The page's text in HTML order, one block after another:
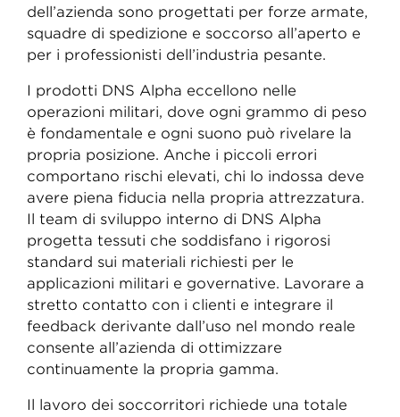
dell’azienda sono progettati per forze armate,
squadre di spedizione e soccorso all’aperto e
per i professionisti dell’industria pesante.
I prodotti DNS Alpha eccellono nelle
operazioni militari, dove ogni grammo di peso
è fondamentale e ogni suono può rivelare la
propria posizione. Anche i piccoli errori
comportano rischi elevati, chi lo indossa deve
avere piena fiducia nella propria attrezzatura.
Il team di sviluppo interno di DNS Alpha
progetta tessuti che soddisfano i rigorosi
standard sui materiali richiesti per le
applicazioni militari e governative. Lavorare a
stretto contatto con i clienti e integrare il
feedback derivante dall’uso nel mondo reale
consente all’azienda di ottimizzare
continuamente la propria gamma.
Il lavoro dei soccorritori richiede una totale